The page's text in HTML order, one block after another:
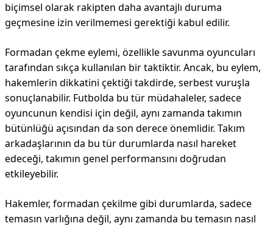
biçimsel olarak rakipten daha avantajlı duruma
geçmesine izin verilmemesi gerektiği kabul edilir.
Formadan çekme eylemi, özellikle savunma oyuncuları
tarafından sıkça kullanılan bir taktiktir. Ancak, bu eylem,
hakemlerin dikkatini çektiği takdirde, serbest vuruşla
sonuçlanabilir. Futbolda bu tür müdahaleler, sadece
oyuncunun kendisi için değil, aynı zamanda takımın
bütünlüğü açısından da son derece önemlidir. Takım
arkadaşlarının da bu tür durumlarda nasıl hareket
edeceği, takımın genel performansını doğrudan
etkileyebilir.
Hakemler, formadan çekilme gibi durumlarda, sadece
temasın varlığına değil, aynı zamanda bu temasın nasıl